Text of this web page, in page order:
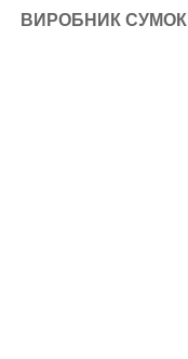
ВИРОБНИК